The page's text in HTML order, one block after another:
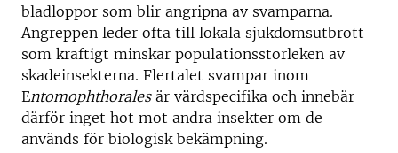
bladloppor som blir angripna av svamparna.
Angreppen leder ofta till lokala sjukdomsutbrott
som kraftigt minskar populationsstorleken av
skadeinsekterna. Flertalet svampar inom
Entomophthorales är värdspecifika och innebär
därför inget hot mot andra insekter om de
används för biologisk bekämpning.